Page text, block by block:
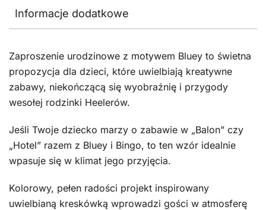
Informacje dodatkowe
Zaproszenie urodzinowe z motywem Bluey to świetna
propozycja dla dzieci, które uwielbiają kreatywne
zabawy, niekończącą się wyobraźnię i przygody
wesołej rodzinki Heelerów.
Jeśli Twoje dziecko marzy o zabawie w „Balon” czy
„Hotel” razem z Bluey i Bingo, to ten wzór idealnie
wpasuje się w klimat jego przyjęcia.
Kolorowy, pełen radości projekt inspirowany
uwielbianą kreskówką wprowadzi gości w atmosferę